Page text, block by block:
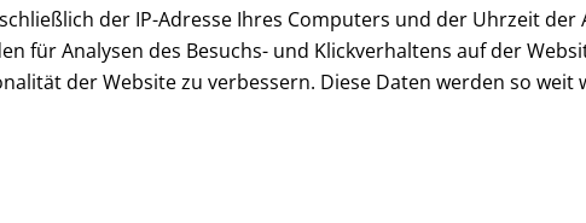
der IP-Adresse Ihres Computers und der Uhrzeit der
für Analysen des Besuchs- und Klickverhaltens auf der
der Website zu verbessern. Diese Daten werden so weit